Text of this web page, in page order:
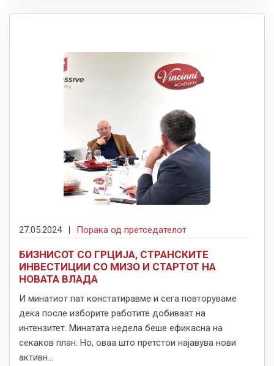
27.05.2024 | Порака од претседателот
БИЗНИСОТ СО ГРЦИЈА, СТРАНСКИТЕ
ИНВЕСТИЦИИ СО МИЗО И СТАРТОТ НА
НОВАТА ВЛАДА
И минатиот пат констатиравме и сега повторуваме
дека после изборите работите добиваат на
интензитет. Минатата недела беше ефикасна на
секаков план. Но, оваа што претстои најавува нови
активн...